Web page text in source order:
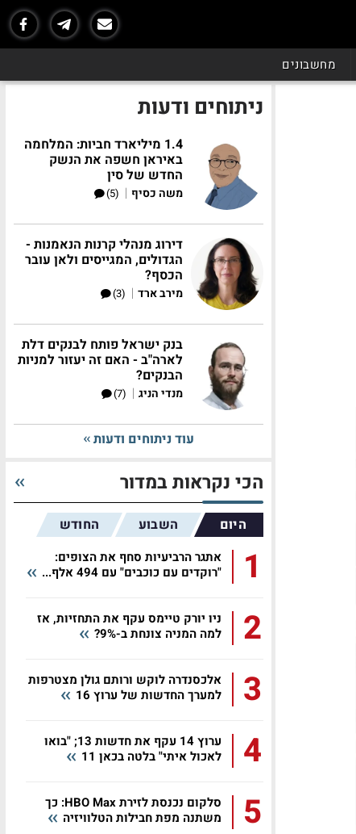
מחשבונים
ניתוחים ודעות
1.4 מיליארד חביות: המלחמה
באיראן חשפה את הנשק
החדש של סין
משה כסיף |
(5)
דירוג מנהלי קרנות הנאמנות -
הגדולים, המגייסים ולאן עובר
הכסף?
מירב ארד |
(3)
בנק ישראל פותח לבנקים דלת
לארה"ב - האם זה יעזור למניות
הבנקים?
מנדי הניג |
(7)
עוד ניתוחים ודעות
הכי נקראות במדור
היום השבוע החודש
1
אתגר הרביעיות סחף את הצופים:
"רוקדים עם כוכבים" עם 494 אלף...
2
ניו יורק טיימס עקף את התחזיות, אז
למה המניה צונחת ב-9%?
3
אלכסנדרה לוקש ורותם גולן מצטרפות
למערך החדשות של ערוץ 16
4
ערוץ 14 עקף את חדשות 13; "בואו
לאכול איתי" בלטה בכאן 11
5
סלקום נכנסת לזירת HBO Max: כך
משתנה מפת חבילות הטלוויזיה